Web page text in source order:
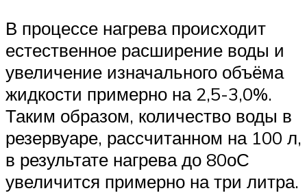
В процессе нагрева происходит
естественное расширение воды и
увеличение изначального объёма
жидкости примерно на 2,5-3,0%.
Таким образом, количество воды в
резервуаре, рассчитанном на 100 л,
в результате нагрева до 80оС
увеличится примерно на три литра.